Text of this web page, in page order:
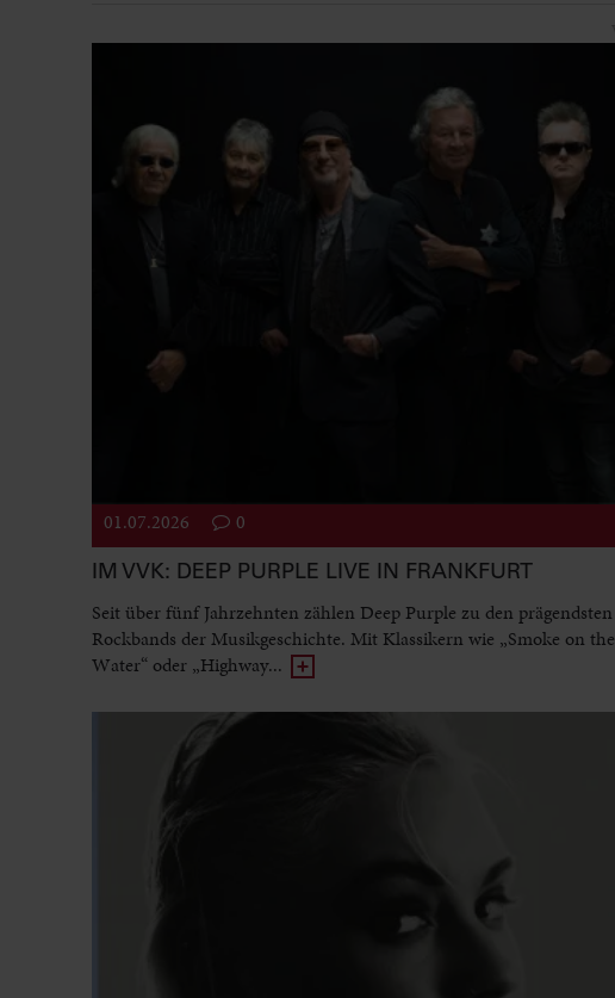
01.07.2026 0
IM VVK: DEEP PURPLE LIVE IN FRANKFURT
Seit über fünf Jahrzehnten zählen Deep Purple zu den prägendsten
Rockbands der Musikgeschichte. Mit Klassikern wie „Smoke on the
Water“ oder „Highway...